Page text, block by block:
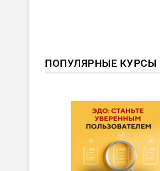
ПОПУЛЯРНЫЕ КУРСЫ